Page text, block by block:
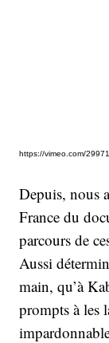
https://vimeo.com/
Depuis, nous
France du
parcours de
Aussi
main, qu’à
prompts à les